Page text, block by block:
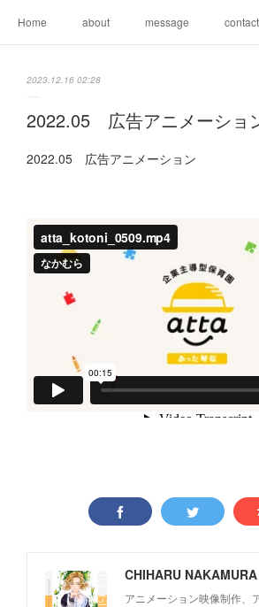
Home about message contact
2023.12.16 02:28
2022.05 広告アニメーショ
2022.05 広告アニメーション
CHIHARU NAKAMURA
アニメーション映像制作、